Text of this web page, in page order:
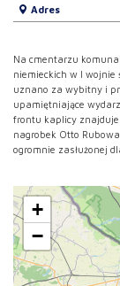
Adres
Na cmentarzu
niemieckich w I wojnie
uznano za wybitny i
upamiętniające
frontu kaplicy
nagrobek Otto
ogromnie zasłużonej
+
−